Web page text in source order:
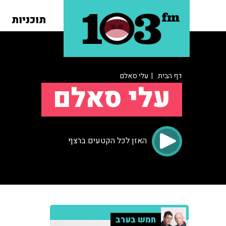
תוכניות
דף הבית | עלי סאלם
עלי סאלם
האזן לכל הקטעים ברצף
חמש בערב